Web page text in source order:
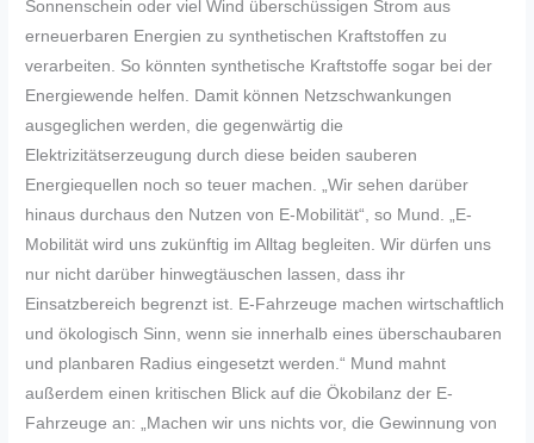
Sonnenschein oder viel Wind überschüssigen Strom aus
erneuerbaren Energien zu synthetischen Kraftstoffen zu
verarbeiten. So könnten synthetische Kraftstoffe sogar bei der
Energiewende helfen. Damit können Netzschwankungen
ausgeglichen werden, die gegenwärtig die
Elektrizitätserzeugung durch diese beiden sauberen
Energiequellen noch so teuer machen. „Wir sehen darüber
hinaus durchaus den Nutzen von E-Mobilität“, so Mund. „E-
Mobilität wird uns zukünftig im Alltag begleiten. Wir dürfen uns
nur nicht darüber hinwegtäuschen lassen, dass ihr
Einsatzbereich begrenzt ist. E-Fahrzeuge machen wirtschaftlich
und ökologisch Sinn, wenn sie innerhalb eines überschaubaren
und planbaren Radius eingesetzt werden.“ Mund mahnt
außerdem einen kritischen Blick auf die Ökobilanz der E-
Fahrzeuge an: „Machen wir uns nichts vor, die Gewinnung von